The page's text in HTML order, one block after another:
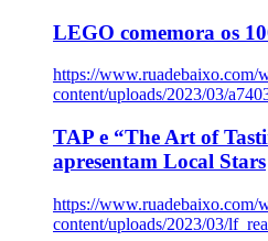
LEGO comemora os
https://www.ruadebaixo.com/
content/uploads/2023/03/
TAP e “The Art of
apresentam Local Stars
https://www.ruadebaixo.com/
content/uploads/2023/03/